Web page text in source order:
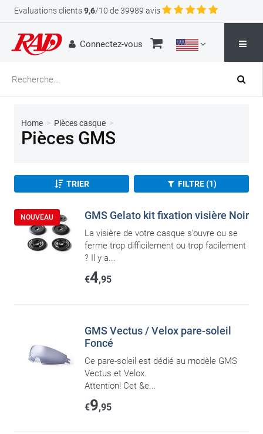
Evaluations clients9,6/10 de 39989 avis
Connectez-vous
Home > Pièces casque >
Pièces GMS
TRIER FILTRE (1)
NOUVEAU GMS Gelato kit fixation visière Noir
La visière de votre casque s’ouvre ou se
ferme trop difficilement ou trop facilement
? Il y a...
€4,95
GMS Vectus / Velox pare-soleil
Foncé
Ce pare-soleil est dédié au modèle GMS
Vectus et Velox.
Attention! Cet &e...
€9,95